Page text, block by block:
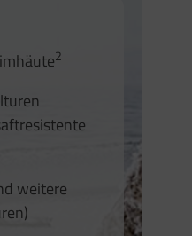
2
weitere
4